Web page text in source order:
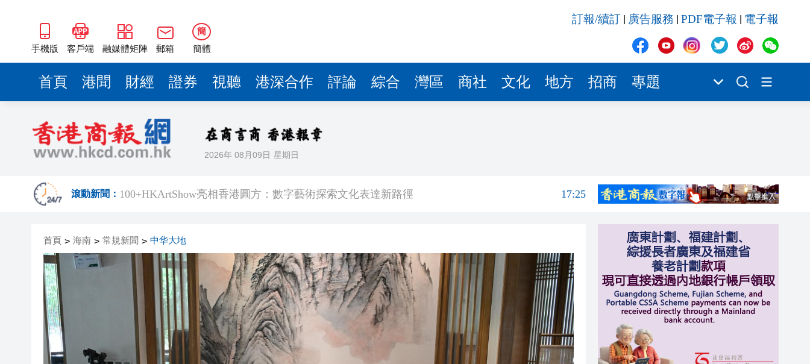
手機版 客戶端 融媒體矩陣 郵箱
簡
簡體
訂報/續訂 廣告服務 PDF電子報 電子報
首頁 港聞 財經 證券 視聽 港深合作 評論 綜合 灣區 商社 文化 地方 招商 專題
2026年 08月09日 星期日
滾動新聞：
長鑫科技上市，碧桂園少賺420多億
17:23
耀才證券遭證監譴責兼罰款280萬 涉可疑交易監控缺失
哈電集團原黨委常委、紀委書記楊宏勇被開除黨籍
17:17
中環26歲交易員挪用5000萬 傳炒海力士ETF蝕1.5億
工聯會攜手深圳希華愛康健醫院 啟動「睛彩人生」白內障義診計劃
​100+HKArtShow亮相香港圓方：數字藝術探索文化表達新路徑
17:25
耀才證券遭證監譴責兼罰款280萬 涉可疑交易監控缺失
哈電集團原黨委常委、紀委書記楊宏勇被開除黨籍
17:17
71歲小巴司機服感冒藥後駕車輾斃八旬老翁 被判監14個月及停牌5年
17:17
中環26歲交易員挪用5000萬 傳炒海力士ETF蝕1.5億
17:05
工聯會攜手深圳希華愛康健醫院 啟動「睛彩人生」白內障義診計劃
17:40
首頁 > 海南 > 常規新聞 > 中华大地